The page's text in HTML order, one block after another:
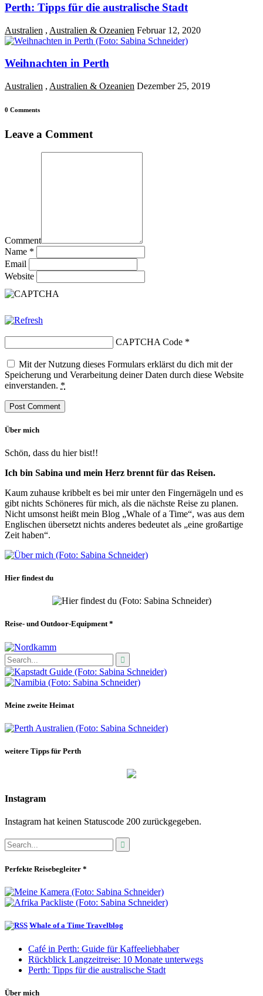
Perth: Tipps für die australische Stadt
Australien , Australien & Ozeanien Februar 12, 2020
Weihnachten in Perth
Australien , Australien & Ozeanien Dezember 25, 2019
0 Comments
Leave a Comment
Comment
Name *
Email
Website
CAPTCHA Code *
Mit der Nutzung dieses Formulars erklärst du dich mit der
Speicherung und Verarbeitung deiner Daten durch diese Website
einverstanden. *
Über mich
Schön, dass du hier bist!!
Ich bin Sabina und mein Herz brennt für das Reisen.
Kaum zuhause kribbelt es bei mir unter den Fingernägeln und es
gibt nichts Schöneres für mich, als die nächste Reise zu planen.
Nicht umsonst heißt mein Blog „Whale of a Time“, was aus dem
Englischen übersetzt nichts anderes bedeutet als „eine großartige
Zeit haben“.
Hier findest du
Reise- und Outdoor-Equipment *
Meine zweite Heimat
weitere Tipps für Perth
Instagram
Instagram hat keinen Statuscode 200 zurückgegeben.
Perfekte Reisebegleiter *
Whale of a Time Travelblog
Café in Perth: Guide für Kaffeeliebhaber
Rückblick Langzeitreise: 10 Monate unterwegs
Perth: Tipps für die australische Stadt
Über mich